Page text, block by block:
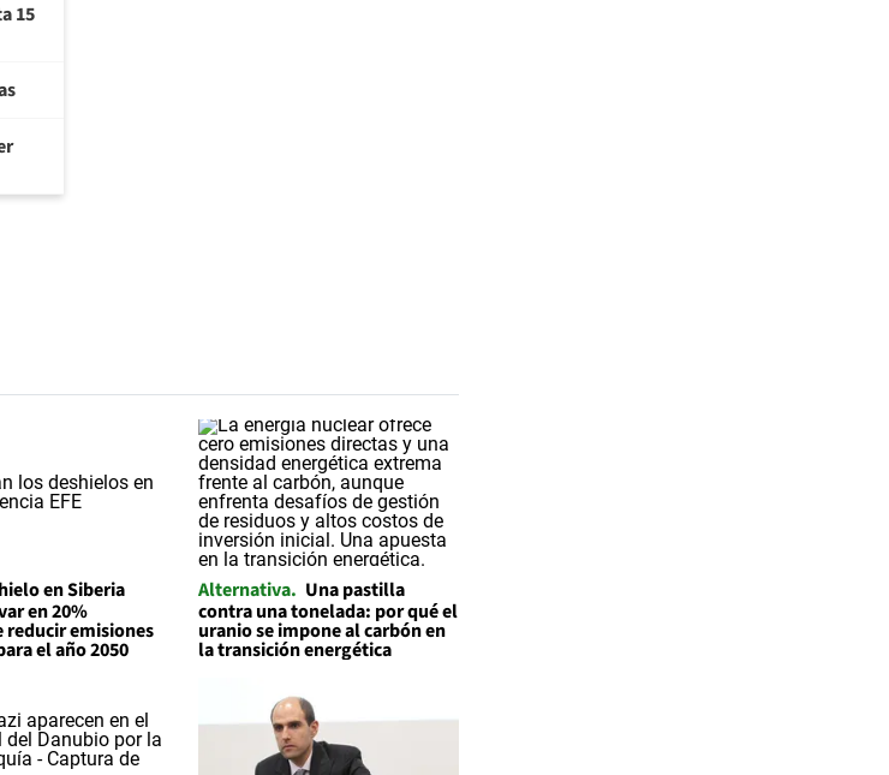
15
en Siberia
en 20%
reducir emisiones
el año 2050
Alternativa Una pastilla
contra una tonelada: por qué el
uranio se impone al carbón en
la transición energética